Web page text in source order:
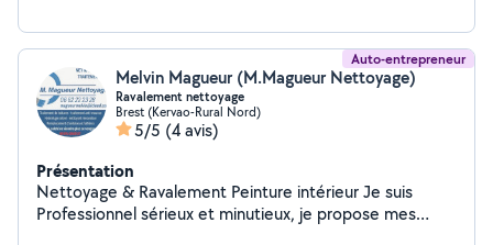
Auto-entrepreneur
Melvin Magueur (M.Magueur Nettoyage)
Ravalement nettoyage
Brest (Kervao-Rural Nord)
5/5 (4 avis)
Présentation
Nettoyage & Ravalement Peinture intérieur Je suis
Professionnel sérieux et minutieux, je propose mes